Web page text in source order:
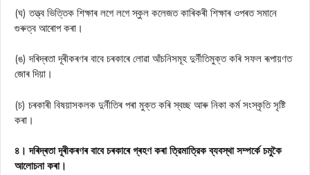
(ঘ) তত্ত্ব ভিত্তিক শিক্ষাৰ লগে লগে স্কুল কলেজত কাৰিকৰী শিক্ষাৰ ওপৰত সমানে
গুৰুত্ব আৰোপ কৰা।
(ঙ) দৰিদ্ৰতা দূৰীকৰণৰ বাবে চৰকাৰে লোৱা আঁচনিসমূহ দুর্নীতিমুক্ত কৰি সফল ৰূপায়ণত
জোৰ দিয়া।
(চ) চৰকাৰী বিষয়াসকলক দুর্নীতিৰ পৰা মুক্ত কৰি স্বচ্ছ আৰু নিকা কর্ম সংস্কৃতি সৃষ্টি
কৰা।
৪। দৰিদ্ৰতা দূৰীকৰণৰ বাবে চৰকাৰে গ্ৰহণ কৰা ত্রিমাত্রিক ব্যবস্থা সম্পর্কে চমুকৈ
আলোচনা কৰা।